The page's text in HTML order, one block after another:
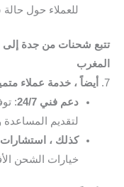
للعملاء حول
تتبع شحنات من جدة إلى
المغرب
7.
أيضاً ، خدمة عملاء
دعم فني 24/7
:
لتقديم المساعدة
كذلك ،
خيارات الشحن